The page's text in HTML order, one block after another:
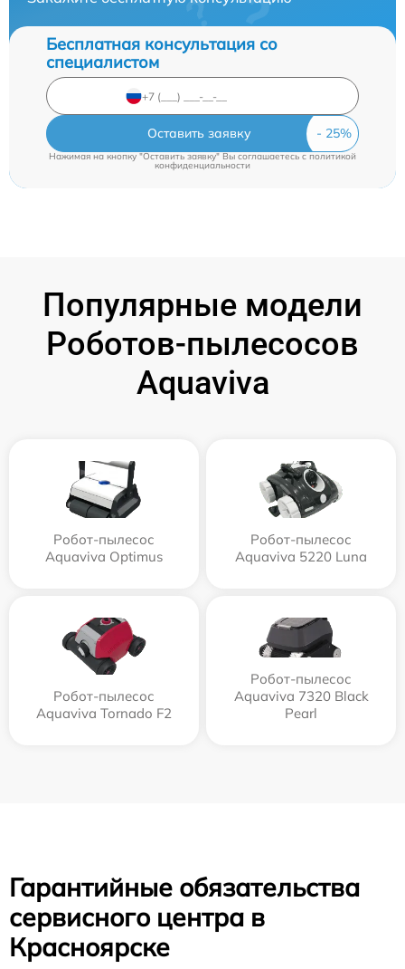
Бесплатная консультация со
специалистом
Оставить заявку
Нажимая на кнопку "Оставить заявку" Вы соглашаетесь c политикой
конфиденциальности
Популярные модели
Роботов-пылесосов
Aquaviva
Робот-пылесос
Aquaviva Optimus
Робот-пылесос
Aquaviva 5220 Luna
Робот-пылесос
Aquaviva Tornado F2
Робот-пылесос
Aquaviva 7320 Black
Pearl
Гарантийные обязательства
сервисного центра в
Красноярске